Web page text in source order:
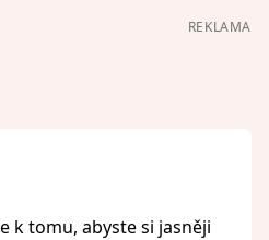
REKLAMA
k tomu, abyste si jasněji